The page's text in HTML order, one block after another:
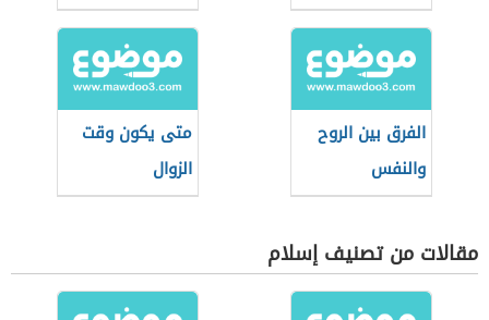
الفرق بين الروح
والنفس
متى يكون وقت
الزوال
مقالات من تصنيف إسلام